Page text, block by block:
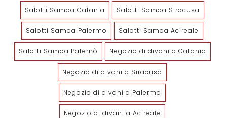
Salotti Samoa Catania Salotti Samoa Siracusa
Salotti Samoa Palermo Salotti Samoa Acireale
Salotti Samoa Paternò Negozio di divani a Catania
Negozio di divani a Siracusa
Negozio di divani a Palermo
Negozio di divani a Acireale